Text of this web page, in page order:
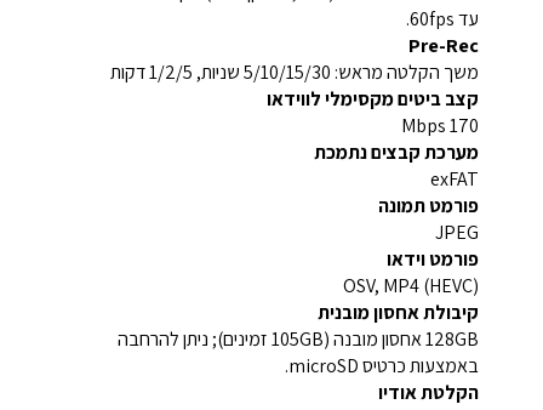
עד 60fps.
Pre-Rec
משך הקלטה מראש: 5/10/15/30 שניות, 1/2/5 דקות
קצב ביטים מקסימלי לווידאו
170 Mbps
מערכת קבצים נתמכת
exFAT
פורמט תמונה
JPEG
פורמט וידאו
OSV, MP4 (HEVC)
קיבולת אחסון מובנית
128GB אחסון מובנה (105GB זמינים); ניתן להרחבה
באמצעות כרטיס microSD.
הקלטת אודיו